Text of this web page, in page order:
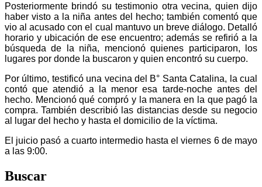
Posteriormente brindó su testimonio otra vecina, quien dijo
haber visto a la niña antes del hecho; también comentó que
vio al acusado con el cual mantuvo un breve diálogo. Detalló
horario y ubicación de ese encuentro; además se refirió a la
búsqueda de la niña, mencionó quienes participaron, los
lugares por donde la buscaron y quien encontró su cuerpo.
Por último, testificó una vecina del B° Santa Catalina, la cual
contó que atendió a la menor esa tarde-noche antes del
hecho. Mencionó qué compró y la manera en la que pagó la
compra. También describió las distancias desde su negocio
al lugar del hecho y hasta el domicilio de la víctima.
El juicio pasó a cuarto intermedio hasta el viernes 6 de mayo
a las 9:00.
Buscar